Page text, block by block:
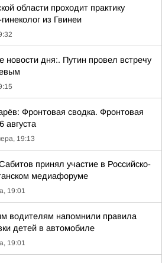
области проходит практику
из Гвинеи
новости дня:. Путин провел встречу
Фронтовая сводка. Фронтовая
августа
19:13
принял участие в Российско-
медиафоруме
19:01
водителям напомнили правила
детей в автомобиле
19:01